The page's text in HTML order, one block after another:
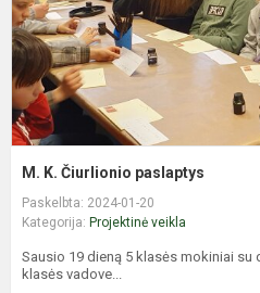
M. K. Čiurlionio paslaptys
Paskelbta: 2024-01-20
Kategorija: Projektinė veikla
Sausio 19 dieną 5 klasės mokiniai su
klasės vadove...